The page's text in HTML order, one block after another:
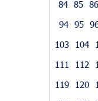
84 85 86
94 95
103
104
111
112
119
120